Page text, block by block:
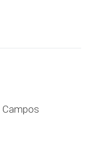
Campos